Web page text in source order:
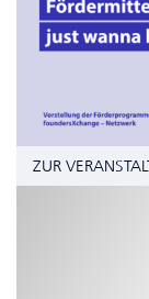
ZUR